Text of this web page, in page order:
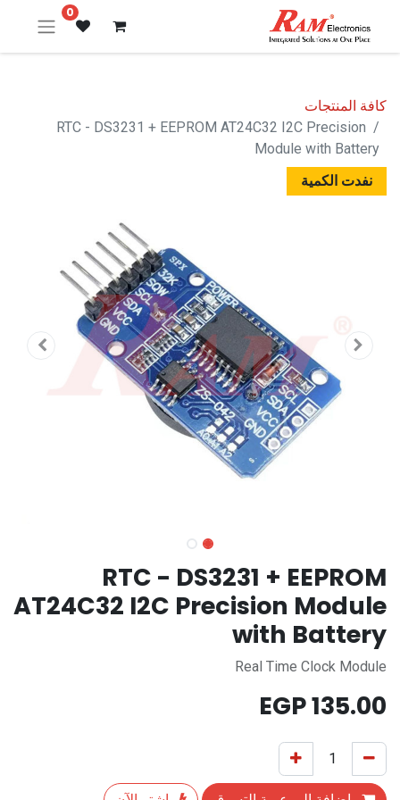
0
كافة المنتجات
RTC - DS3231 + EEPROM AT24C32 I2C Precision
Module with Battery
نفدت الكمية
RTC - DS3231 + EEPROM
AT24C32 I2C Precision Module
with Battery
Real Time Clock Module
135.00